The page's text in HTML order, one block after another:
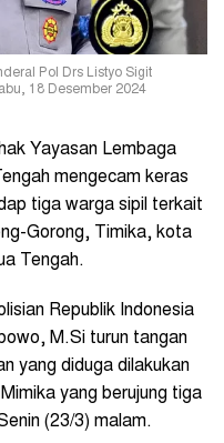
Pol Drs Listyo Sigit
18 Desember 2024
Yayasan Lembaga
mengecam keras
tiga warga sipil terkait
Gorong, Timika, kota
Tengah.
Republik Indonesia
M.Si turun tangan
yang diduga dilakukan
yang berujung tiga
(23/3) malam.